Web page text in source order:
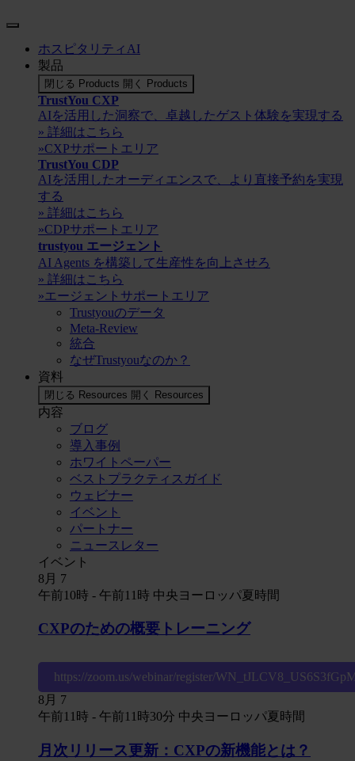
ホスピタリティAI
製品
閉じる Products 開く Products
TrustYou CXP
AIを活用した洞察で、卓越したゲスト体験を実現する
» 詳細はこちら
»CXPサポートエリア
TrustYou CDP
AIを活用したオーディエンスで、より直接予約を実現
する
» 詳細はこちら
»CDPサポートエリア
trustyou エージェント
AI Agents を構築して生産性を向上させろ
» 詳細はこちら
»エージェントサポートエリア
Trustyouのデータ
Meta-Review
統合
なぜTrustyouなのか？
資料
閉じる Resources 開く Resources
内容
ブログ
導入事例
ホワイトペーパー
ベストプラクティスガイド
ウェビナー
イベント
パートナー
ニュースレター
イベント
8月 7
午前10時 - 午前11時 中央ヨーロッパ夏時間
CXPのための概要トレーニング
https://zoom.us/webinar/register/
8月 7
午前11時 - 午前11時30分 中央ヨーロッパ夏時間
月次リリース更新：CXPの新機能とは？